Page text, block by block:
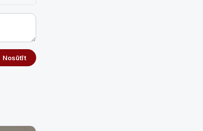
Nosūtīt